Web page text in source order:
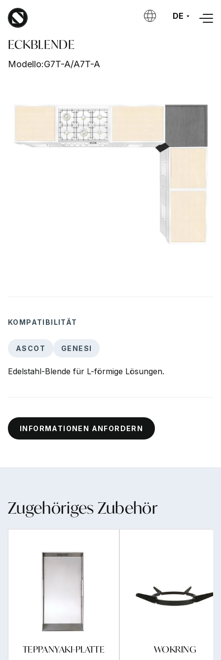
Direkt zum Inhalt
DE
ECKBLENDE
Modello:G7T-A/A7T-A
KOMPATIBILITÄT
ASCOT GENESI
Edelstahl-Blende für L-förmige Lösungen.
INFORMATIONEN ANFORDERN
Zugehöriges Zubehör
TEPPANYAKI-PLATTE WOKRING